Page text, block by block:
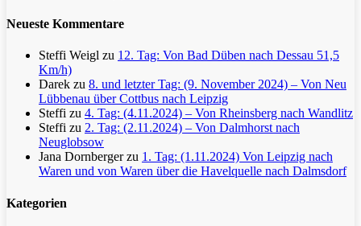
Neueste Kommentare
Steffi Weigl zu 12. Tag: Von Bad Düben nach Dessau 51,5
Km/h)
Darek zu 8. und letzter Tag: (9. November 2024) – Von Neu
Lübbenau über Cottbus nach Leipzig
Steffi zu 4. Tag: (4.11.2024) – Von Rheinsberg nach Wandlitz
Steffi zu 2. Tag: (2.11.2024) – Von Dalmhorst nach
Neuglobsow
Jana Dornbergerzu 1. Tag: (1.11.2024) Von Leipzig nach
Waren und von Waren über die Havelquelle nach Dalmsdorf
Kategorien